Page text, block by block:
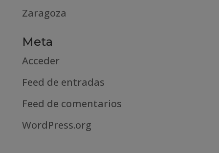
Zaragoza
Meta
Acceder
Feed de entradas
Feed de comentarios
WordPress.org